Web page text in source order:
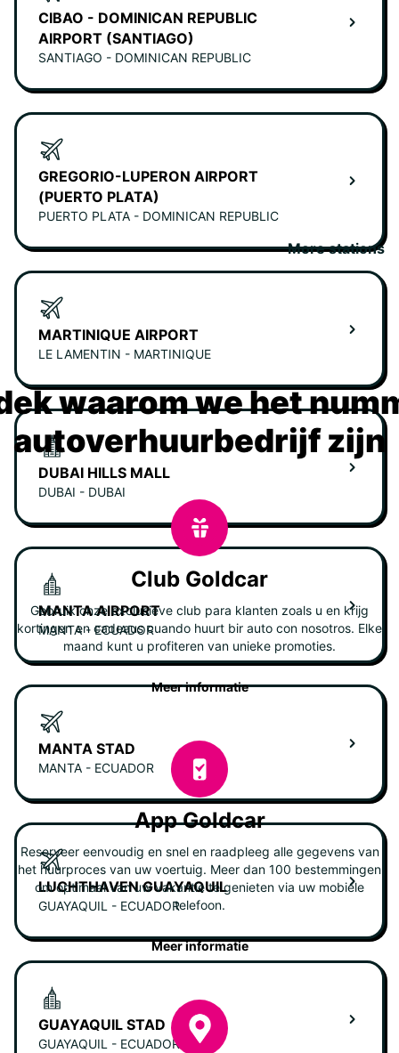
CIBAO - DOMINICAN REPUBLIC
AIRPORT (SANTIAGO)
SANTIAGO - DOMINICAN REPUBLIC
GREGORIO-LUPERON AIRPORT
(PUERTO PLATA)
PUERTO PLATA - DOMINICAN REPUBLIC
MARTINIQUE AIRPORT
LE LAMENTIN - MARTINIQUE
DUBAI HILLS MALL
DUBAI - DUBAI
MANTA AIRPORT
MANTA - ECUADOR
MANTA STAD
MANTA - ECUADOR
LUCHTHAVEN GUAYAQUIL
GUAYAQUIL - ECUADOR
GUAYAQUIL STAD
GUAYAQUIL - ECUADOR
More stations
waarom we het
autoverhuurbedrijf zijn
Club Goldcar
Gebruik onze exclusieve club para klanten zoals u en krijg
kortingen en cadeaus cuando huurt bir auto con nosotros. Elke
maand kunt u profiteren van unieke promoties.
Meer informatie
App Goldcar
Reserveer eenvoudig en snel en raadpleeg alle gegevens van
het huurproces van uw voertuig. Meer dan 100 bestemmingen
om optimaal van uw vakantie te genieten via uw mobiele
telefoon.
Meer informatie